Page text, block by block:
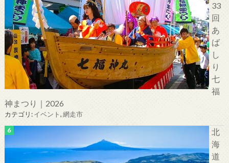
33
回
あ
ば
し
り
七
福
神まつり｜2026
カテゴリ:イベント,網走市
北
海
道